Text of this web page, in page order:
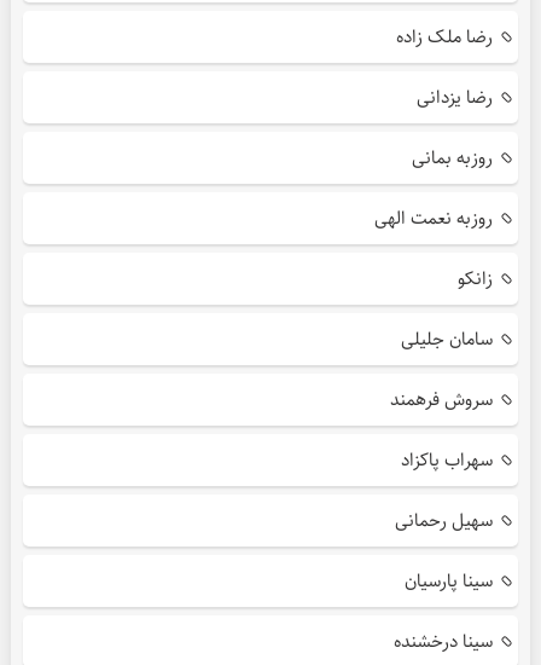
رضا ملک زاده
رضا یزدانی
روزبه بمانی
روزبه نعمت الهی
زانکو
سامان جلیلی
سروش فرهمند
سهراب پاکزاد
سهیل رحمانی
سینا پارسیان
سینا درخشنده